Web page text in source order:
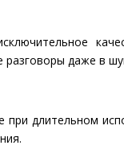
даже в
длительном